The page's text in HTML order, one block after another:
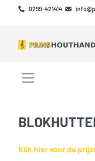
0299-421414
Menu openen/
Klik hier voor de